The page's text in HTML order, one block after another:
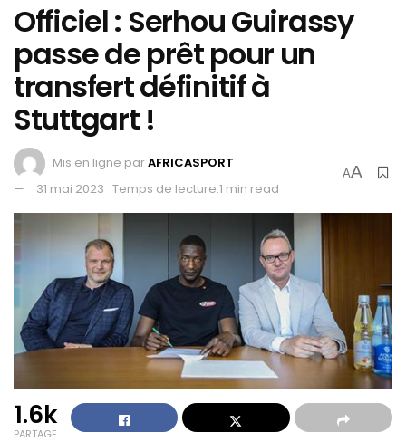
Officiel : Serhou Guirassy
passe de prêt pour un
transfert définitif à
Stuttgart !
Mis en ligne parAFRICASPORT
31 mai 2023 Temps de lecture:1 min read
AA
1.6k
PARTAGE